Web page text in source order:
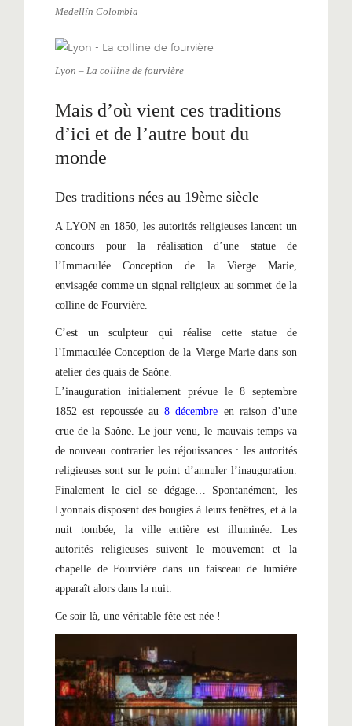
Medellín Colombia
Lyon – La colline de fourvière
Mais d’où vient ces traditions
d’ici et de l’autre bout du
monde
Des traditions nées au 19ème siècle
A LYON en 1850, les autorités religieuses lancent un
concours pour la réalisation d’une statue de
l’Immaculée Conception de la Vierge Marie,
envisagée comme un signal religieux au sommet de la
colline de Fourvière.
C’est un sculpteur qui réalise cette statue de
l’Immaculée Conception de la Vierge Marie dans son
atelier des quais de Saône.
L’inauguration initialement prévue le 8 septembre
1852 est repoussée au 8 décembre en raison d’une
crue de la Saône. Le jour venu, le mauvais temps va
de nouveau contrarier les réjouissances : les autorités
religieuses sont sur le point d’annuler l’inauguration.
Finalement le ciel se dégage… Spontanément, les
Lyonnais disposent des bougies à leurs fenêtres, et à la
nuit tombée, la ville entière est illuminée. Les
autorités religieuses suivent le mouvement et la
chapelle de Fourvière dans un faisceau de lumière
apparaît alors dans la nuit.
Ce soir là, une véritable fête est née !